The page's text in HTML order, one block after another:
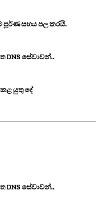
පූර්ණ සහය පල කරයි.
DNS සේවාවන්..
යුතු දේ
DNS සේවාවන්..